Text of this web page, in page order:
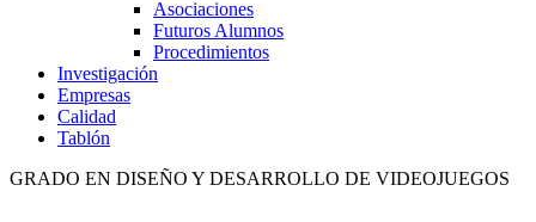
Asociaciones
Futuros Alumnos
Procedimientos
Investigación
Empresas
Calidad
Tablón
GRADO EN DISEÑO Y DESARROLLO DE VIDEOJUEGOS